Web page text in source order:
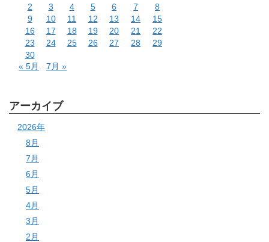
2
3 4 5 6 7
8
9
10 11 12 13 14
15
16
17 18 19 20 21
22
23
24 25 26 27 28
29
30
« 5月
7月 »
アーカイブ
2026年
8月
7月
6月
5月
4月
3月
2月